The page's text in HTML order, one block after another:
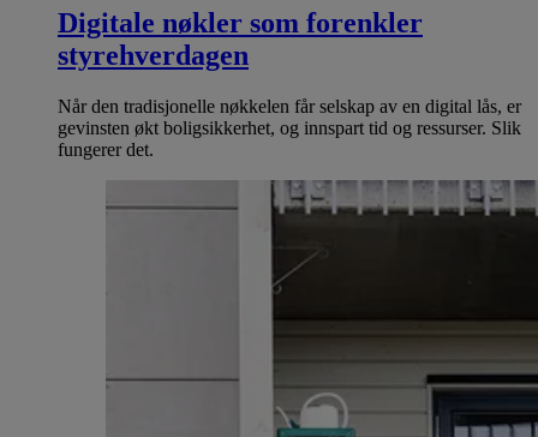
Digitale nøkler som forenkler
styrehverdagen
Når den tradisjonelle nøkkelen får selskap av en digital lås, er
gevinsten økt boligsikkerhet, og innspart tid og ressurser. Slik
fungerer det.